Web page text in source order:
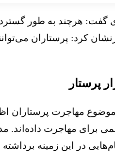
هرچند به طور
کرد: پرستاران
برای مهاجرت داده‌‌‌اند.
در این زمینه